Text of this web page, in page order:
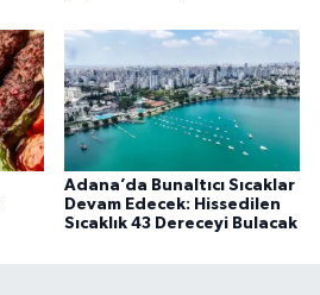
Adana’da Bunaltıcı Sıcaklar
Devam Edecek: Hissedilen
Sıcaklık 43 Dereceyi Bulacak